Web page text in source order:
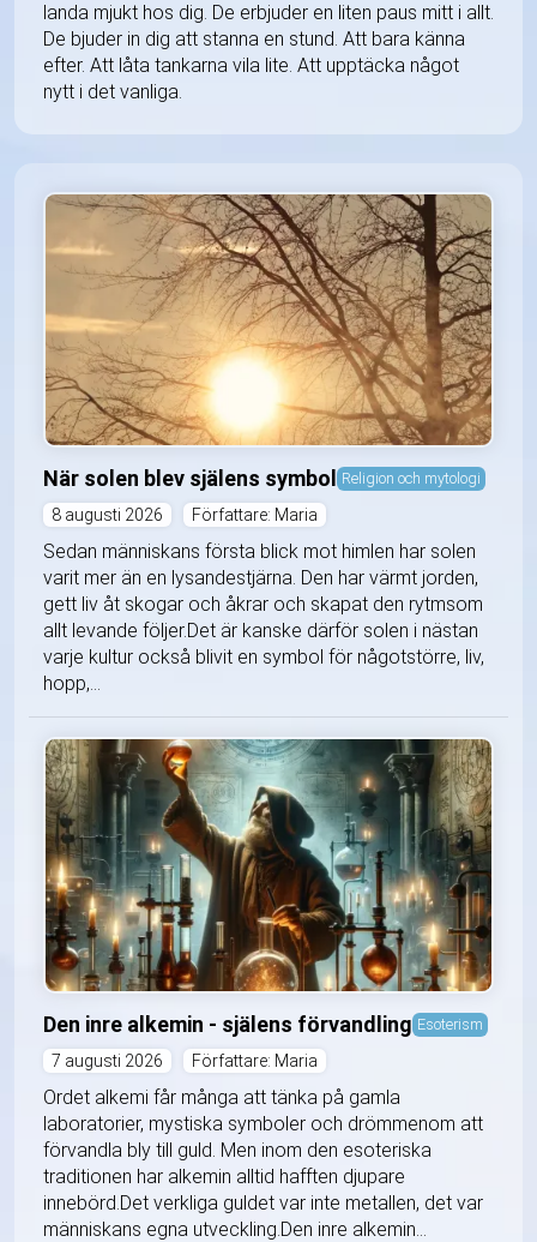
landa mjukt hos dig. De erbjuder en liten paus mitt i allt.
De bjuder in dig att stanna en stund. Att bara känna
efter. Att låta tankarna vila lite. Att upptäcka något
nytt i det vanliga.
När solen blev själens symbol Religion och mytologi
8 augusti 2026 Författare: Maria
Sedan människans första blick mot himlen har solen
varit mer än en lysandestjärna. Den har värmt jorden,
gett liv åt skogar och åkrar och skapat den rytmsom
allt levande följer.Det är kanske därför solen i nästan
varje kultur också blivit en symbol för någotstörre, liv,
hopp,...
Den inre alkemin - själens förvandling Esoterism
7 augusti 2026 Författare: Maria
Ordet alkemi får många att tänka på gamla
laboratorier, mystiska symboler och drömmenom att
förvandla bly till guld. Men inom den esoteriska
traditionen har alkemin alltid hafften djupare
innebörd.Det verkliga guldet var inte metallen, det var
människans egna utveckling.Den inre alkemin...